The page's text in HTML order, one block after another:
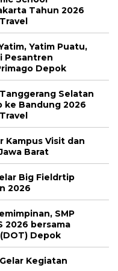
Tahun 2026
Yatim Puatu,
Pesantren
Depok
Selatan
ke Bandung 2026
Kampus Visit dan
Barat
Big Fieldrtip
2026
SMP
2026 bersama
Depok
Kegiatan